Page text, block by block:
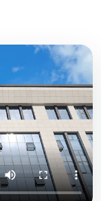
性价比、高品质
，提供从售前咨
品选择、交付和